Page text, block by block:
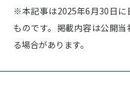
※本記事は2025年6月30日に
ものです。掲載内容は公開
る場合があります。